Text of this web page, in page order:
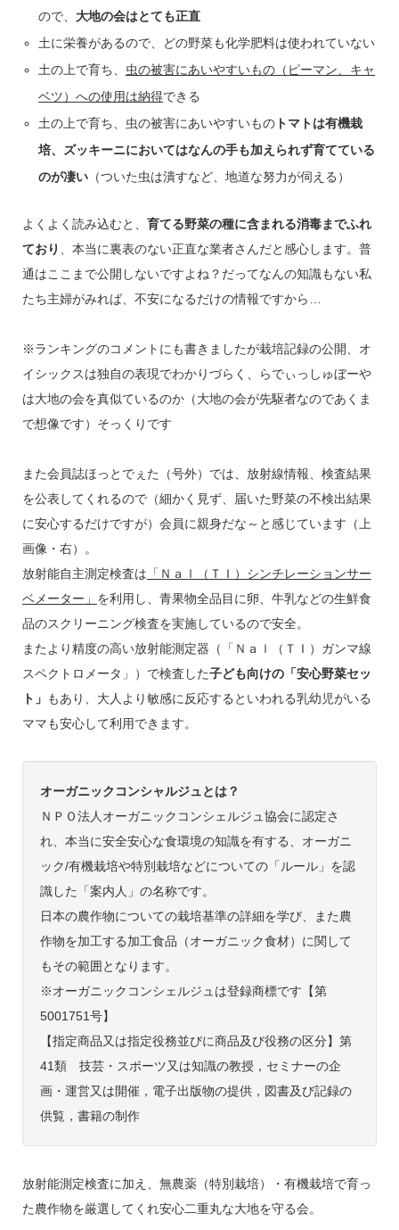
ので、 大地の会はとても正直
土に栄養があるので、どの野菜も化学肥料は使われていない
土の上で育ち、 虫の被害にあいやすいもの（ピーマン、キャ
ベツ）への使用は納得できる
土の上で育ち、虫の被害にあいやすいもの トマトは有機栽
培、ズッキーニにおいてはなんの手も加えられず育てている
のが凄い （ついた虫は潰すなど、地道な努力が伺える）
よくよく読み込むと、 育てる野菜の種に含まれる消毒までふれ
ており
、本当に裏表のない正直な業者さんだと感心します。普
通はここまで公開しないですよね？だってなんの知識もない私
たち主婦がみれば、不安になるだけの情報ですから…
※ランキングのコメントにも書きましたが栽培記録の公開、オ
イシックスは独自の表現でわかりづらく、らでぃっしゅぼーや
は大地の会を真似ているのか（大地の会が先駆者なのであくま
で想像です）そっくりです
また会員誌ほっとでぇた（号外）では、放射線情報、検査結果
を公表してくれるので（細かく見ず、届いた野菜の不検出結果
に安心するだけですが）会員に親身だな～と感じています（上
画像・右）。
放射能自主測定検査は 「Ｎａｌ（ＴＩ）シンチレーションサー
ベメーター」 を利用し、青果物全品目に卵、牛乳などの生鮮食
品のスクリーニング検査を実施しているので安全。
またより精度の高い放射能測定器（「Ｎａｌ（ＴＩ）ガンマ線
スペクトロメータ」）で検査した子ども向けの「安心野菜セッ
ト」 もあり、大人より敏感に反応するといわれる乳幼児がいる
ママも安心して利用できます。
オーガニックコンシャルジュとは？
ＮＰＯ法人オーガニックコンシェルジュ協会に認定さ
れ、本当に安全安心な食環境の知識を有する、オーガニ
ック/有機栽培や特別栽培などについての「ルール」を認
識した「案内人」の名称です。
日本の農作物についての栽培基準の詳細を学び、また農
作物を加工する加工食品（オーガニック食材）に関して
もその範囲となります。
※オーガニックコンシェルジュは登録商標です【第
5001751号】
【指定商品又は指定役務並びに商品及び役務の区分】第
41類 技芸・スポーツ又は知識の教授，セミナーの企
画・運営又は開催，電子出版物の提供，図書及び記録の
供覧，書籍の制作
放射能測定検査に加え、無農薬（特別栽培）・有機栽培で育っ
た農作物を厳選してくれ安心二重丸な大地を守る会。